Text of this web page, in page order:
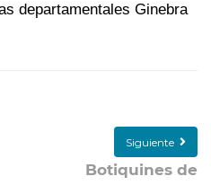
departamentales Ginebra
Siguiente
Botiquines de